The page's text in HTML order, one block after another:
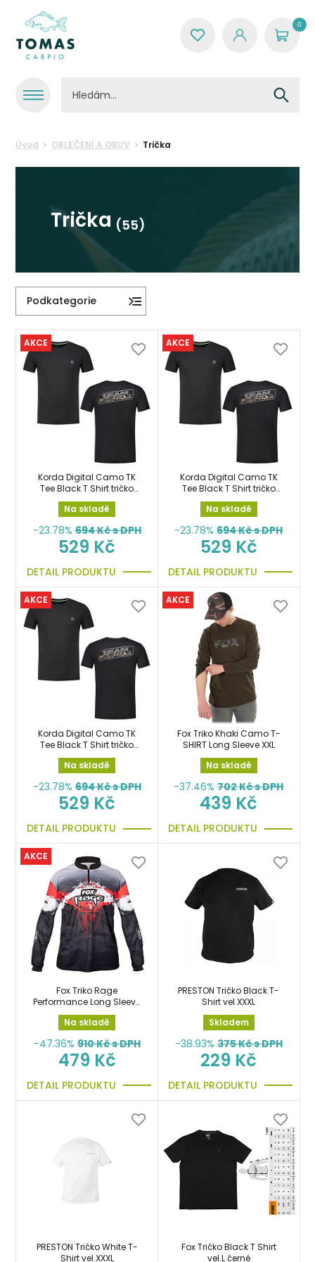
0
Úvod OBLEČENÍ A OBUV Trička
Trička (55)
Podkategorie
AKCE
Korda Digital Camo TK
Tee Black T Shirt tričko
vel.XL
Na skladě
-23.78% 694Kč s DPH
529 Kč
DETAIL PRODUKTU
AKCE
Korda Digital Camo TK
Tee Black T Shirt tričko
vel.XXL
Na skladě
-23.78% 694Kč s DPH
529 Kč
DETAIL PRODUKTU
AKCE
Korda Digital Camo TK
Tee Black T Shirt tričko
vel.XXXL
Na skladě
-23.78% 694Kč s DPH
529 Kč
DETAIL PRODUKTU
AKCE
Fox Triko Khaki Camo T-
SHIRT Long Sleeve XXL
Na skladě
-37.46% 702Kč s DPH
439 Kč
DETAIL PRODUKTU
AKCE
Fox Triko Rage
Performance Long Sleeve
vel.XXL
Na skladě
-47.36% 910Kč s DPH
479 Kč
DETAIL PRODUKTU
PRESTON Tričko Black T-
Shirt vel.XXXL
Skladem
-38.93% 375Kč s DPH
229 Kč
DETAIL PRODUKTU
PRESTON Tričko White T-
Shirt vel.XXXL
Fox Tričko Black T Shirt
vel.L černé